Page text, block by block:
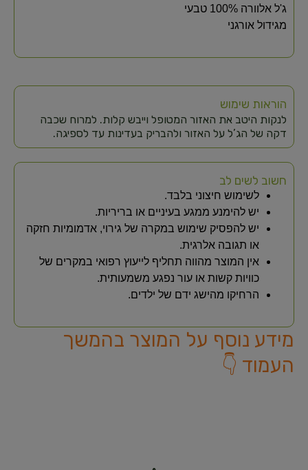
ג'ל אלוורה 100% טבעי
מגידול אורגני
הוראות שימוש
לנקות היטב את האזור המטופל וייבש קלות. למרוח שכבה
דקה של הג’ל על האזור ולהבריק בעדינות עד לספיגה.
חשוב לשים לב
לשימוש חיצוני בלבד.
יש להימנע ממגע בעיניים או בריריות.
יש להפסיק שימוש במקרה של גירוי, אדמומיות חזקה
או תגובה אלרגית.
אין המוצר מהווה תחליף לייעוץ רפואי במקרים של
כוויות קשות או עור נפגע משמעותית.
הרחיקו מהישג ידם של ילדים.
מידע נוסף על המוצר בהמשך
העמוד 👇